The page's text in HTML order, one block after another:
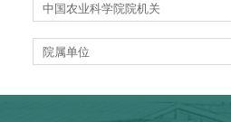
中国农业科学院院机关
院属单位